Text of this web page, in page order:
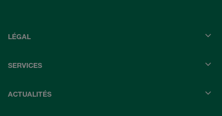
LÉGAL
SERVICES
ACTUALITÉS